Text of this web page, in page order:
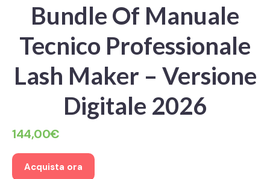
Bundle Of Manuale
Tecnico Professionale
Lash Maker – Versione
Digitale 2026
144,00€
Acquista ora